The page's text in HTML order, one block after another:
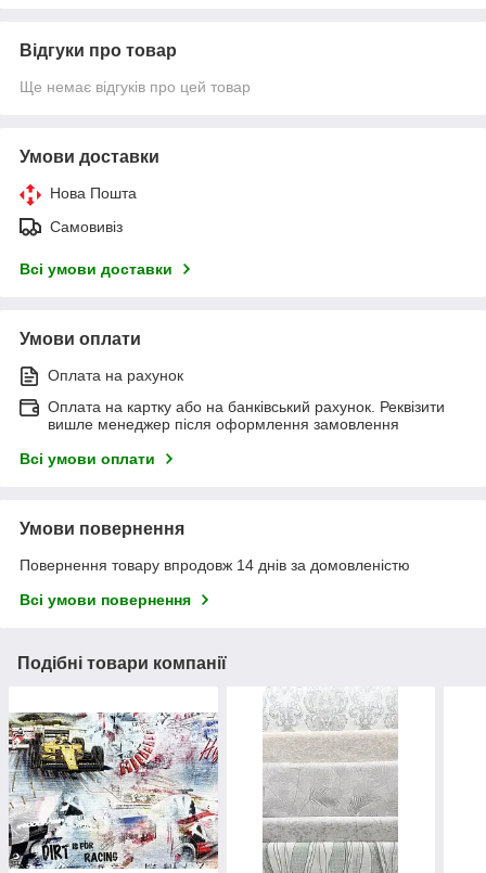
Відгуки про товар
Ще немає відгуків про цей товар
Умови доставки
Нова Пошта
Самовивіз
Всі умови доставки
Умови оплати
Оплата на рахунок
Оплата на картку або на банківський рахунок. Реквізити
вишле менеджер після оформлення замовлення
Всі умови оплати
Умови повернення
Повернення товару впродовж 14 днів за домовленістю
Всі умови повернення
Подібні товари компанії